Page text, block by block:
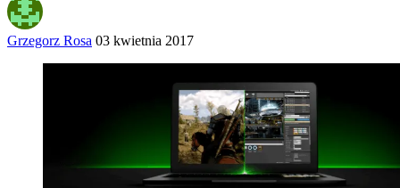
Grzegorz Rosa 03 kwietnia 2017